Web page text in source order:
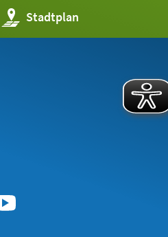
Stadtplan
(Öffnet
in
einem